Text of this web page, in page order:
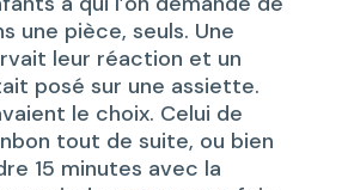
une pièce, seuls. Une
leur réaction et un
posé sur une assiette.
le choix. Celui de
tout de suite, ou bien
15 minutes avec la